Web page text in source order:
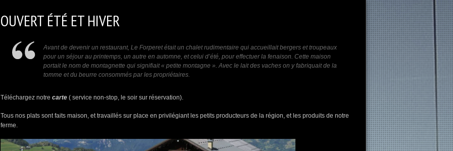
OUVERT ÉTÉ ET HIVER
Avant de devenir un restaurant, Le Forperet était un chalet rudimentaire qui accueillait bergers et troupeaux
pour un séjour au printemps, un autre en automne, et celui d’été, pour effectuer la fenaison. Cette maison
portait le nom de montagnette qui signifiait « petite montagne ». Avec le lait des vaches on y fabriquait de la
tomme et du beurre consommés par les propriétaires.
Téléchargez notre carte ( service non-stop, le soir sur réservation).
Tous nos plats sont faits maison, et travaillés sur place en privilégiant les petits producteurs de la région, et les produits de notre
ferme.